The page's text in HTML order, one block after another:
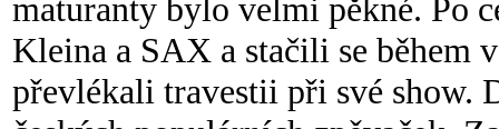
maturanty bylo velmi pěkné. Po
Kleina a SAX a stačili se během
převlékali travestii při své show.